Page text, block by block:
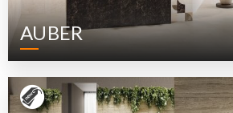
AUBER